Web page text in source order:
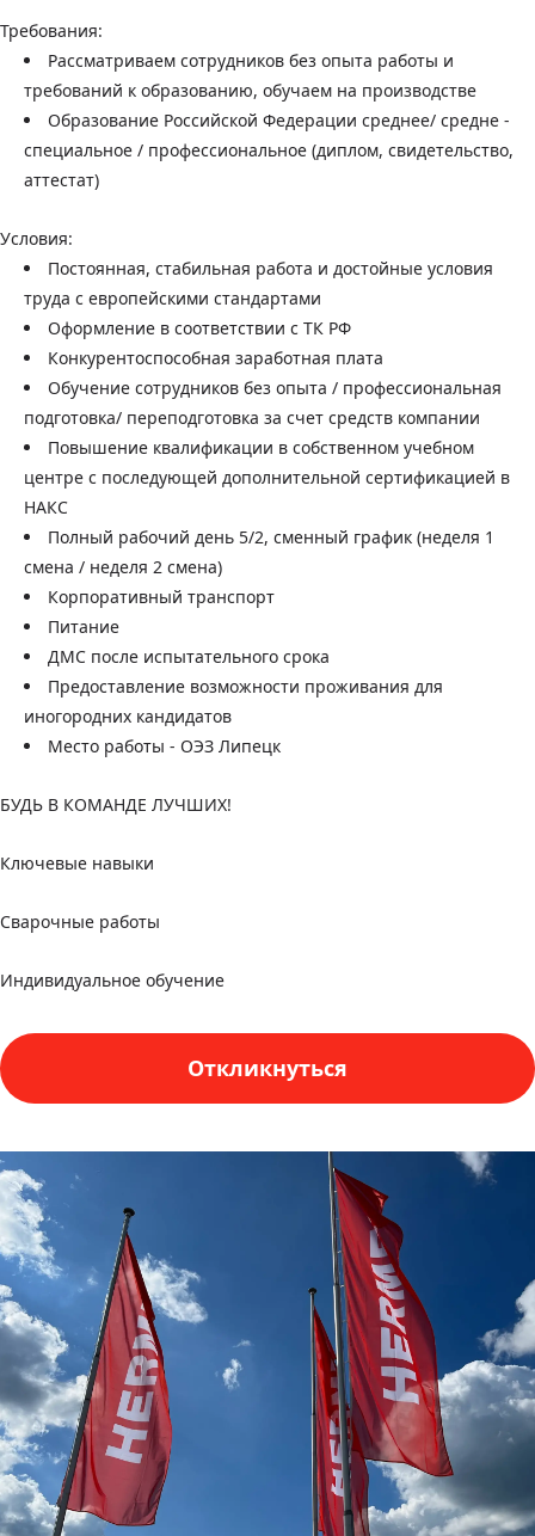
Требования:
Рассматриваем сотрудников без опыта работы и
требований к образованию, обучаем на производстве
Образование Российской Федерации среднее/ средне -
специальное / профессиональное (диплом, свидетельство,
аттестат)
Условия:
Постоянная, стабильная работа и достойные условия
труда с европейскими стандартами
Оформление в соответствии с ТК РФ
Конкурентоспособная заработная плата
Обучение сотрудников без опыта / профессиональная
подготовка/ переподготовка за счет средств компании
Повышение квалификации в собственном учебном
центре с последующей дополнительной сертификацией в
НАКС
Полный рабочий день 5/2, сменный график (неделя 1
смена / неделя 2 смена)
Корпоративный транспорт
Питание
ДМС после испытательного срока
Предоставление возможности проживания для
иногородних кандидатов
Место работы - ОЭЗ Липецк
БУДЬ В КОМАНДЕ ЛУЧШИХ!
Ключевые навыки
Сварочные работы
Индивидуальное обучение
Откликнуться